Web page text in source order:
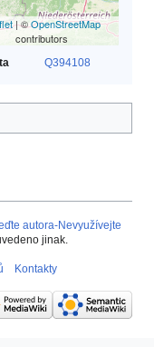
| ©OpenStreetMap
contributors
Q394108
autora-Nevyužívejte
jinak.
Kontakty